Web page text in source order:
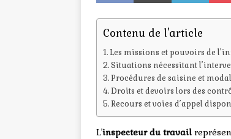
Contenu de l'article
Les missions et pouvoirs de
Situations nécessitant
Procédures de saisine et
Droits et devoirs lors des
Recours et voies d’appel
L’inspecteur du travail